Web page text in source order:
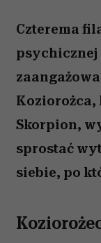
Czterema
psychicznej
Koziorożca,
Skorpion,
sprostać
siebie, po